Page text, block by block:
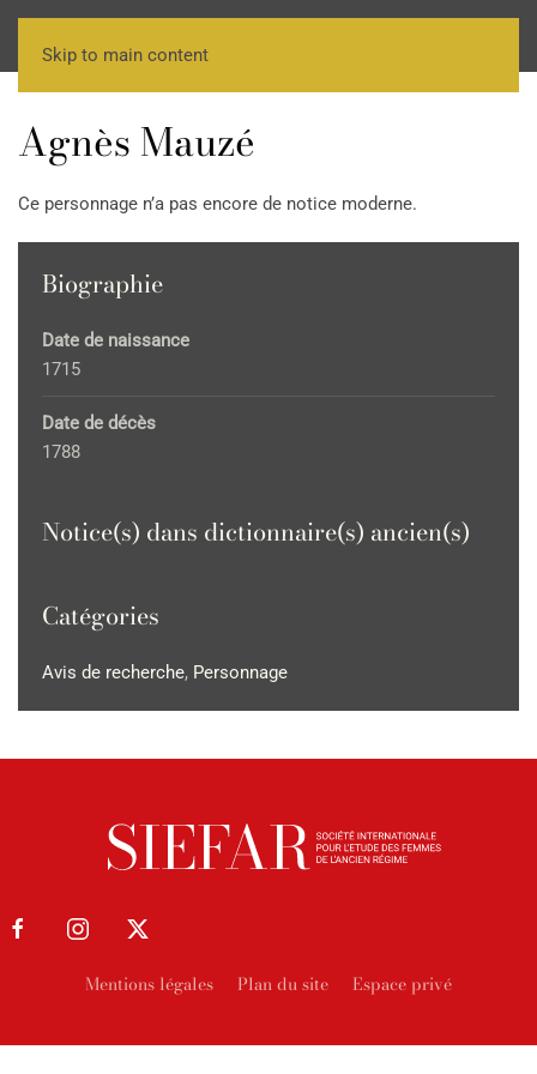
Skip to main content
Agnès Mauzé
Ce personnage n’a pas encore de notice moderne.
Biographie
Date de naissance
1715
Date de décès
1788
Notice(s) dans dictionnaire(s) ancien(s)
Catégories
Avis de recherche, Personnage
Mentions légales Plan du site Espace privé